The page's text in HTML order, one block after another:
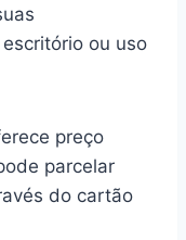
ou uso
preço
parcelar
do cartão